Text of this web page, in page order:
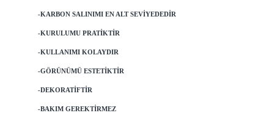
-KARBON SALINIMI EN ALT SEVIYEDEDIR
-KURULUMU PRATIKTIR
-KULLANIMI KOLAYDIR
-GÖRÜNÜMÜ ESTETIKTIR
-DEKORATIFTIR
-BAKIM GEREKTIRMEZ